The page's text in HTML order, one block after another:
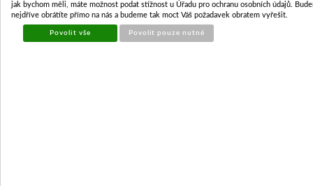
jak bychom měli, máte možnost podat stížnost u Úřadu pro ochranu osobních údajů.
nejdříve obrátíte přímo na nás a budeme tak moct Váš požadavek obratem vyřešit.
Povolit vše Povolit pouze nutné